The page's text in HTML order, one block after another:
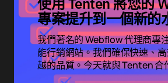
專案提升到一個新的
我們著名的 Webflow 代理商專
能行銷網站。我們確保快速、
越的品質。今天就與 Tenten 合